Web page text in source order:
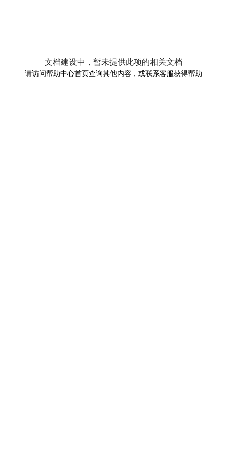
文档建设中，暂未提供此项的相关文档
请访问帮助中心首页查询其他内容，或联系客服获得帮助